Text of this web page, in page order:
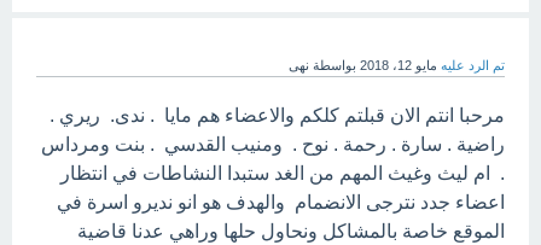
تم الرد عليه مايو 12، 2018 بواسطة نهى
مرحبا انتم الان قبلتم كلكم والاعضاء هم مايا . ندى. ريري .
راضية . سارة . رحمة . نوح . ومنيب القدسي . بنت ومرداس
. ام ليث وغيث المهم من الغد ستبدا النشاطات في انتظار
اعضاء جدد نترجى الانضمام والهدف هو انو نديرو اسرة في
الموقع خاصة بالمشاكل ونحاول حلها وراهي عدنا قاضية